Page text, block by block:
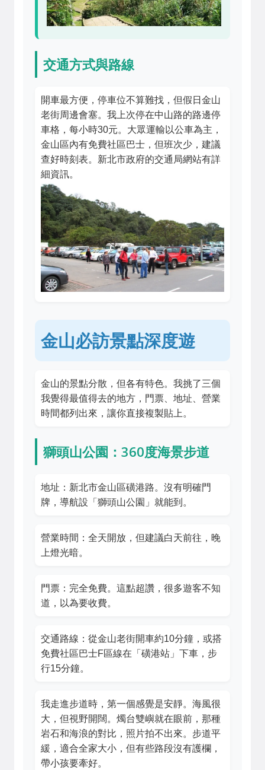
交通方式與路線
開車最方便，停車位不算難找，但假日金山
老街周邊會塞。我上次停在中山路的路邊停
車格，每小時30元。大眾運輸以公車為主，
金山區內有免費社區巴士，但班次少，建議
查好時刻表。新北市政府的交通局網站有詳
細資訊。
金山必訪景點深度遊
金山的景點分散，但各有特色。我挑了三個
我覺得最值得去的地方，門票、地址、營業
時間都列出來，讓你直接複製貼上。
獅頭山公園：360度海景步道
地址：新北市金山區磺港路。沒有明確門
牌，導航設「獅頭山公園」就能到。
營業時間：全天開放，但建議白天前往，晚
上燈光暗。
門票：完全免費。這點超讚，很多遊客不知
道，以為要收費。
交通路線：從金山老街開車約10分鐘，或搭
免費社區巴士F區線在「磺港站」下車，步
行15分鐘。
我走進步道時，第一個感覺是安靜。海風很
大，但視野開闊。燭台雙嶼就在眼前，那種
岩石和海浪的對比，照片拍不出來。步道平
緩，適合全家大小，但有些路段沒有護欄，
帶小孩要牽好。